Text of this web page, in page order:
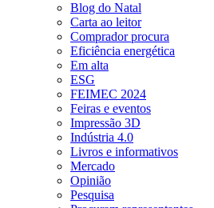
Blog do Natal
Carta ao leitor
Comprador procura
Eficiência energética
Em alta
ESG
FEIMEC 2024
Feiras e eventos
Impressão 3D
Indústria 4.0
Livros e informativos
Mercado
Opinião
Pesquisa